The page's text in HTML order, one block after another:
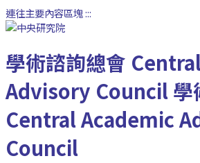
連往主要內容區塊:::
學術諮詢總會
Advisory Council學
Central Academic
Council